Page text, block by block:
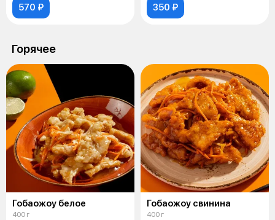
570 ₽ 350 ₽
Горячее
Гобаожоу белое
400 г
Гобаожоу свинина
400 г